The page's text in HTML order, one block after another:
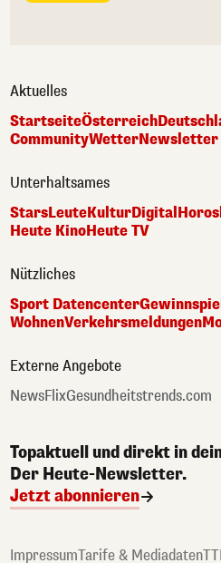
Aktuelles
StartseiteÖsterreich
CommunityWetterNewsletter
Unterhaltsames
StarsLeuteKulturDigital
Heute KinoHeute TV
Nützliches
Sport Datencenter
WohnenVerkehrsmeldungen
Externe Angebote
NewsFlixGesundheitstrends.com
Topaktuell und direkt in
Der Heute-Newsletter.
Jetzt abonnieren
ImpressumTarife & Mediadaten